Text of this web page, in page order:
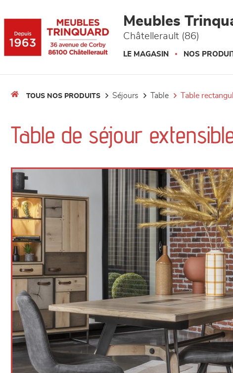
Meubles
Châtellerault (86)
LE MAGASIN NOS
TOUS NOS PRODUITS séjours table table
Table de séjour